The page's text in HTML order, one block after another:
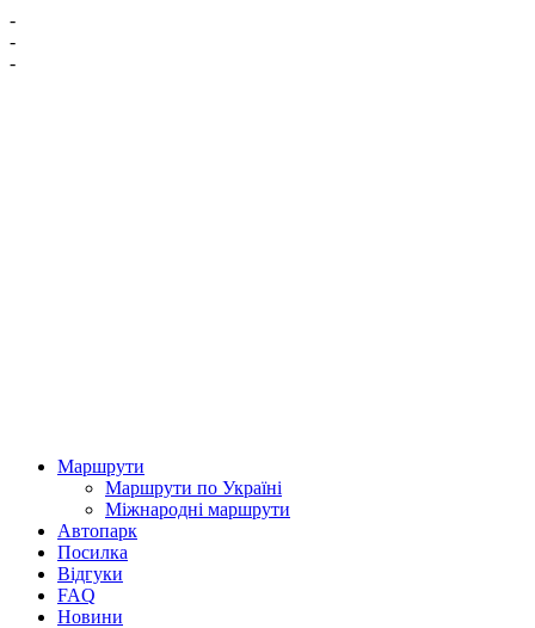
-
-
-
Маршрути
Маршрути по Україні
Міжнародні маршрути
Автопарк
Посилка
Відгуки
FAQ
Новини